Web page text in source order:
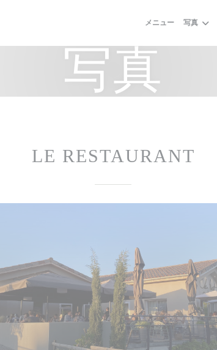
メニュー 写真
写真
LE RESTAURANT